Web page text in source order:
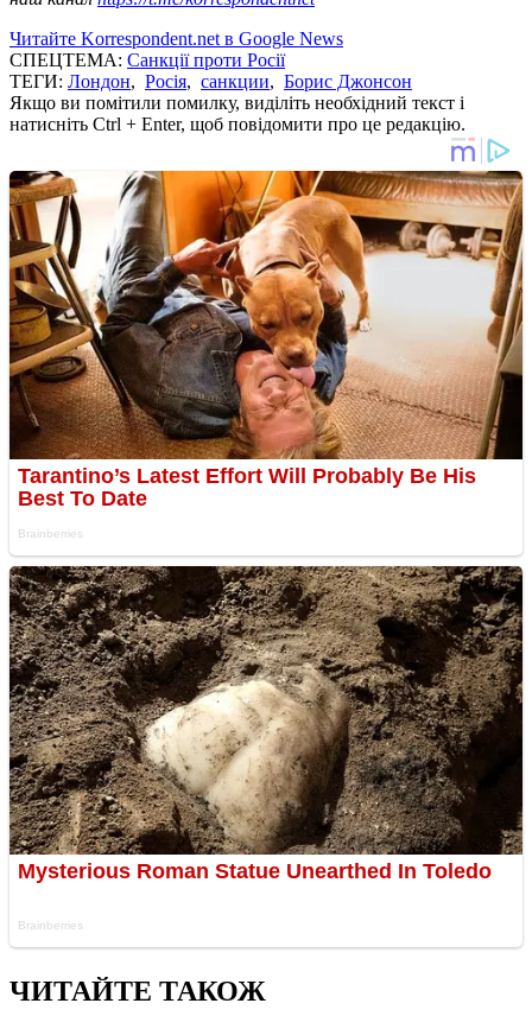
Читайте Korrespondent.net в Google News
СПЕЦТЕМА: Санкції проти Росії
ТЕГИ: Лондон, Росія, санкции, Борис Джонсон
Якщо ви помітили помилку, виділіть необхідний текст і
натисніть Ctrl + Enter, щоб повідомити про це редакцію.
ЧИТАЙТЕ ТАКОЖ